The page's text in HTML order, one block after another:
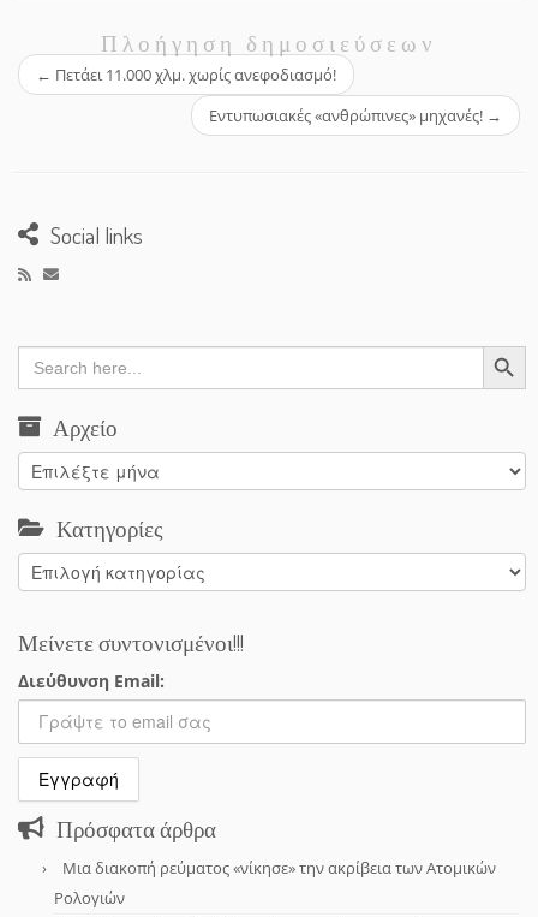
Πλοήγηση δημοσιεύσεων
← Πετάει 11.000 χλμ. χωρίς ανεφοδιασμό!
Εντυπωσιακές «ανθρώπινες» μηχανές! →
Social links
Search
for:
Search Button
Αρχείο
Αρχείο
Κατηγορίες
Κατηγορίες
Μείνετε συντονισμένοι!!!
Διεύθυνση Email:
Πρόσφατα άρθρα
Μια διακοπή ρεύματος «νίκησε» την ακρίβεια των Ατομικών
Ρολογιών